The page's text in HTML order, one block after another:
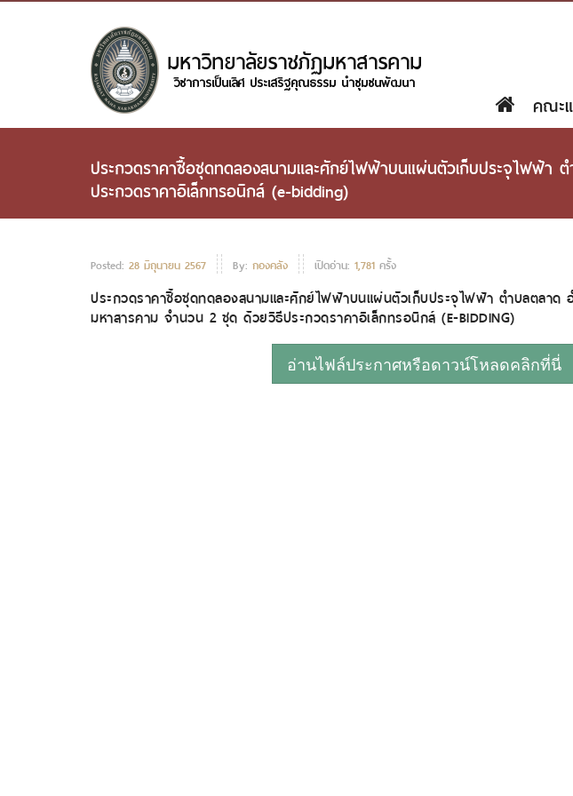
คณะ
ประกวดราคาซื้อชุดทดลองสนามและศักย์ไฟฟ้าบนแผ่นตัวเก็บประจุไฟฟ้า
ประกวดราคาอิเล็กทรอนิกส์ (e-bidding)
Posted: 28 มิถุนายน 2567 By: กองคลัง เปิดอ่าน: 1,781 ครั้ง
ประกวดราคาซื้อชุดทดลองสนามและศักย์ไฟฟ้าบนแผ่นตัวเก็บประจุไฟฟ้า ตำบลตลาด
มหาสารคาม จำนวน 2 ชุด ด้วยวิธีประกวดราคาอิเล็กทรอนิกส์ (E-BIDDING)
อ่านไฟล์ประกาศหรือดาวน์โหลดคลิกที่นี่